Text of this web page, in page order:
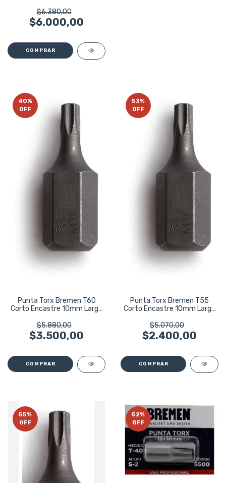
$6.380,00
$6.000,00
40%
OFF
Punta Torx Bremen T60
Corto Encastre 10mm Largo
$5.880,00
$3.500,00
53%
OFF
Punta Torx Bremen T55
Corto Encastre 10mm Largo
$5.070,00
$2.400,00
55%
OFF
52%
OFF